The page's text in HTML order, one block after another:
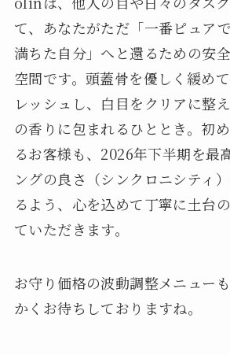
て、あなたがただ「一番ピュア
満ちた自分」へと還るための安
空間です。頭蓋骨を優しく緩め
レッシュし、白目をクリアに整
の香りに包まれるひととき。初
るお客様も、2026年下半期を最
ングの良さ（シンクロニシティ
るよう、心を込めて丁寧に土台
ていただきます。
お守り価格の波動調整メニュー
かくお待ちしておりますね。